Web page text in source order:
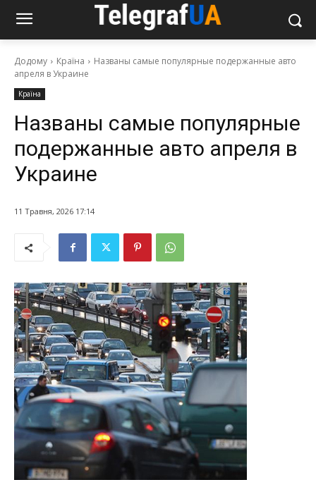
Додому Країна
Названы самые популярные подержанные авто
апреля в Украине
Країна
Названы самые популярные
подержанные авто апреля в
Украине
11 Травня, 2026 17:14